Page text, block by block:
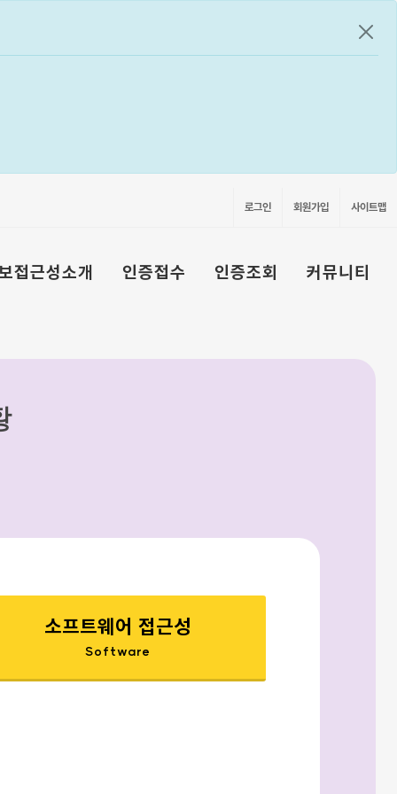
공지
로그인 회원가입 사이트맵
접근성소개 인증접수 인증조회 커뮤니티
소프트웨어 접근성
Software